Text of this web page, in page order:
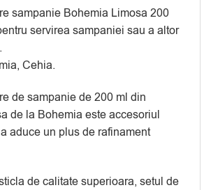
sampanie Bohemia Limosa 200
servirea sampaniei sau a altor
Cehia.
de sampanie de 200 ml din
de la Bohemia este accesoriul
aduce un plus de rafinament
de calitate superioara, setul de